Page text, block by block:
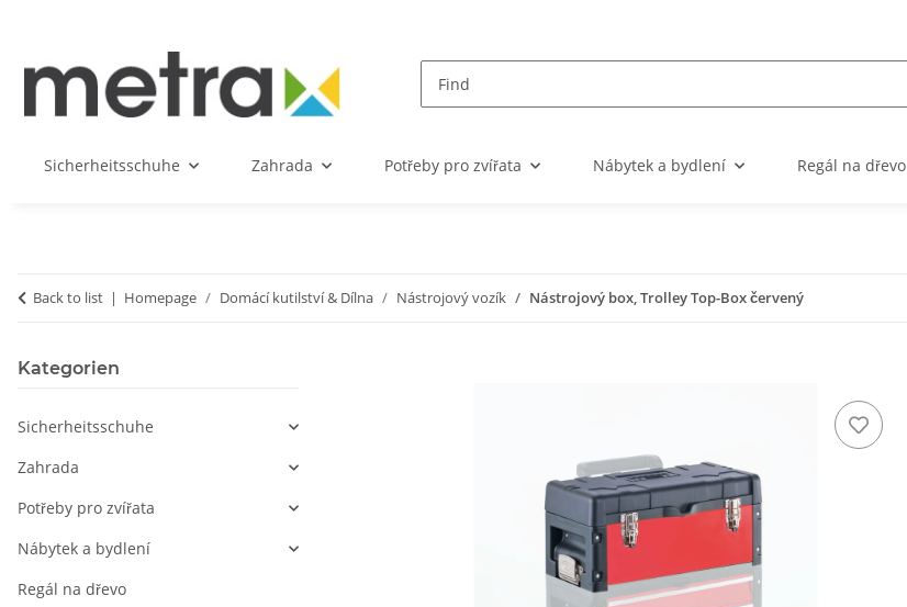
Sicherheitsschuhe Zahrada Potřeby pro zvířata Nábytek a bydlení Regál na dřevo
Back to list Homepage Domácí kutilství & Dílna Nástrojový vozík Nástrojový box, Trolley Top-Box červený
Kategorien
Sicherheitsschuhe
Zahrada
Potřeby pro zvířata
Nábytek a bydlení
Regál na dřevo